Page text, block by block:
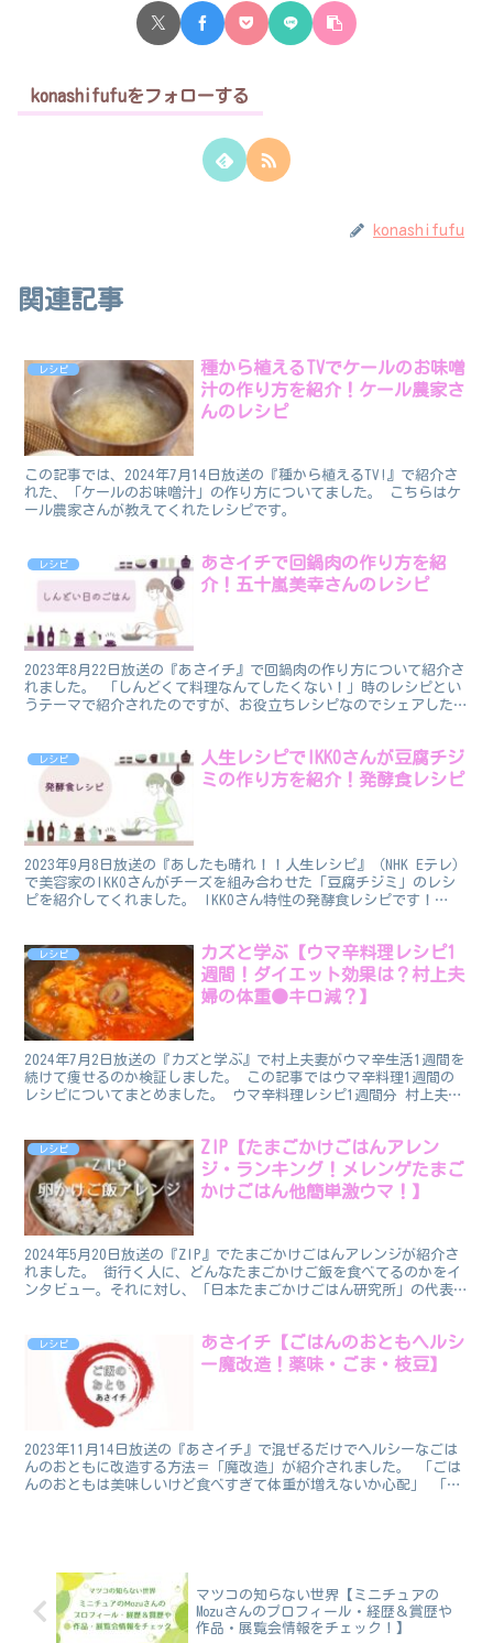
konashifufuをフォローする
konashifufu
関連記事
レシピ
種から植えるTVでケールのお味噌
汁の作り方を紹介！ケール農家さ
んのレシピ
この記事では、2024年7月14日放送の『種から植えるTV!』で紹介さ
れた、「ケールのお味噌汁」の作り方についてました。 こちらはケ
ール農家さんが教えてくれたレシピです。
レシピ
あさイチで回鍋肉の作り方を紹
介！五十嵐美幸さんのレシピ
2023年8月22日放送の『あさイチ』で回鍋肉の作り方について紹介さ
れました。 「しんどくて料理なんてしたくない！」時のレシピとい
うテーマで紹介されたのですが、お役立ちレシピなのでシェアしたい
レシピ
人生レシピでIKKOさんが豆腐チジ
ミの作り方を紹介！発酵食レシピ
2023年9月8日放送の『あしたも晴れ！！人生レシピ』（NHK Eテレ）
で美容家のIKKOさんがチーズを組み合わせた「豆腐チジミ」のレシ
ピを紹介してくれました。 IKKOさん特性の発酵食レシピです！
レシピ
カズと学ぶ【ウマ辛料理レシピ1
週間！ダイエット効果は？村上夫
婦の体重●キロ減？】
2024年7月2日放送の『カズと学ぶ』で村上夫妻がウマ辛生活1週間を
続けて痩せるのか検証しました。 この記事ではウマ辛料理1週間の
レシピについてまとめました。 ウマ辛料理レシピ1週間分 村上夫妻
レシピ
ZIP【たまごかけごはんアレン
ジ・ランキング！メレンゲたまご
かけごはん他簡単激ウマ！】
2024年5月20日放送の『ZIP』でたまごかけごはんアレンジが紹介さ
れました。 街行く人に、どんなたまごかけご飯を食べてるのかをイ
ンタビュー。それに対し、「日本たまごかけごはん研究所」の代表理
レシピ
あさイチ【ごはんのおともヘルシ
ー魔改造！薬味・ごま・枝豆】
2023年11月14日放送の『あさイチ』で混ぜるだけでヘルシーなごは
んのおともに改造する方法＝「魔改造」が紹介されました。 「ごは
んのおともは美味しいけど食べすぎて体重が増えないか心配」 「塩
マツコの知らない世界【ミニチュアの
Mozuさんのプロフィール・経歴＆賞歴や
作品・展覧会情報をチェック！】